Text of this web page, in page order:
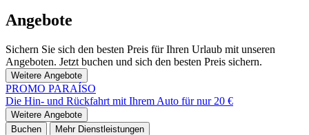
Angebote
Sichern Sie sich den besten Preis für Ihren Urlaub mit unseren
Angeboten. Jetzt buchen und sich den besten Preis sichern.
Weitere Angebote
PROMO PARAÍSO
Die Hin- und Rückfahrt mit Ihrem Auto für nur 20 €
Weitere Angebote
Buchen
Mehr Dienstleistungen